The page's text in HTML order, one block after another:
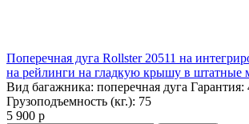
Поперечная дуга Rollster 20511 на
на рейлинги на гладкую крышу в штатные
Вид багажника: поперечная дуга Гарантия:
Грузоподъемность (кг.): 75
5 900 р